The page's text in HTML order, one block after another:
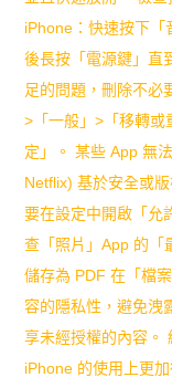
iPhone：快速按下「
後長按「電源鍵」直
足的問題，刪除不必
>「一般」>「移轉或
定」。 某些 App 無
Netflix) 基於安全或
要在設定中開啟「允
查「照片」App 的「
儲存為 PDF 在「檔
容的隱私性，避免洩
享未經授權的內容。
iPhone 的使用上更